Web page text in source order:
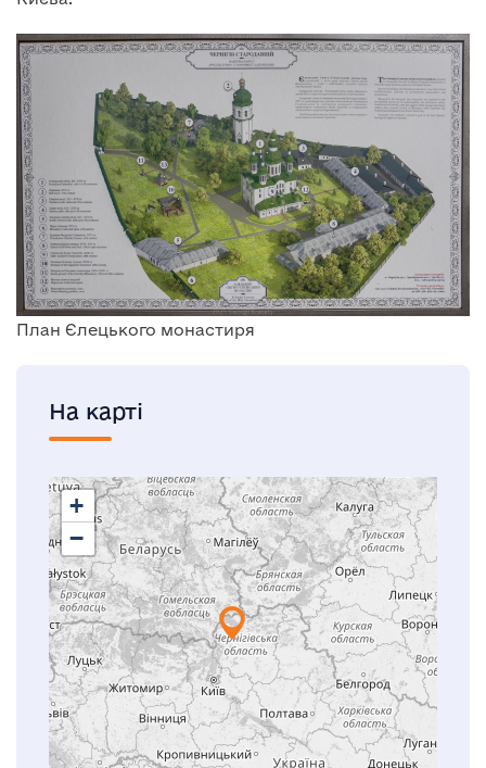
План Єлецького монастиря
На карті
+
−